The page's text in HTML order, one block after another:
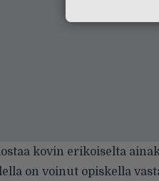
kovin erikoiselta
on voinut opiskella